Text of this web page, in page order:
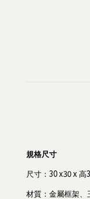
規格尺寸
尺寸 ： 30 x30 x 高
材質：金屬框架、